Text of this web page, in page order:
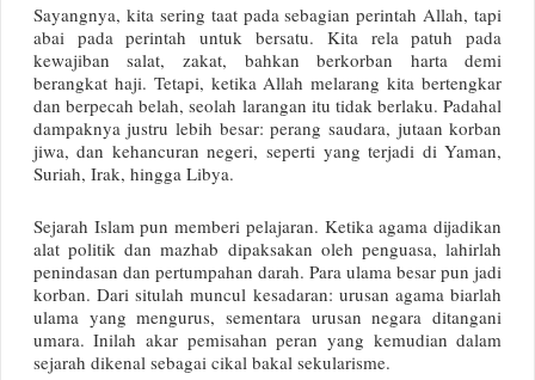
Sayangnya, kita sering taat pada sebagian perintah Allah, tapi
abai pada perintah untuk bersatu. Kita rela patuh pada
kewajiban salat, zakat, bahkan berkorban harta demi
berangkat haji. Tetapi, ketika Allah melarang kita bertengkar
dan berpecah belah, seolah larangan itu tidak berlaku. Padahal
dampaknya justru lebih besar: perang saudara, jutaan korban
jiwa, dan kehancuran negeri, seperti yang terjadi di Yaman,
Suriah, Irak, hingga Libya.
Sejarah Islam pun memberi pelajaran. Ketika agama dijadikan
alat politik dan mazhab dipaksakan oleh penguasa, lahirlah
penindasan dan pertumpahan darah. Para ulama besar pun jadi
korban. Dari situlah muncul kesadaran: urusan agama biarlah
ulama yang mengurus, sementara urusan negara ditangani
umara. Inilah akar pemisahan peran yang kemudian dalam
sejarah dikenal sebagai cikal bakal sekularisme.